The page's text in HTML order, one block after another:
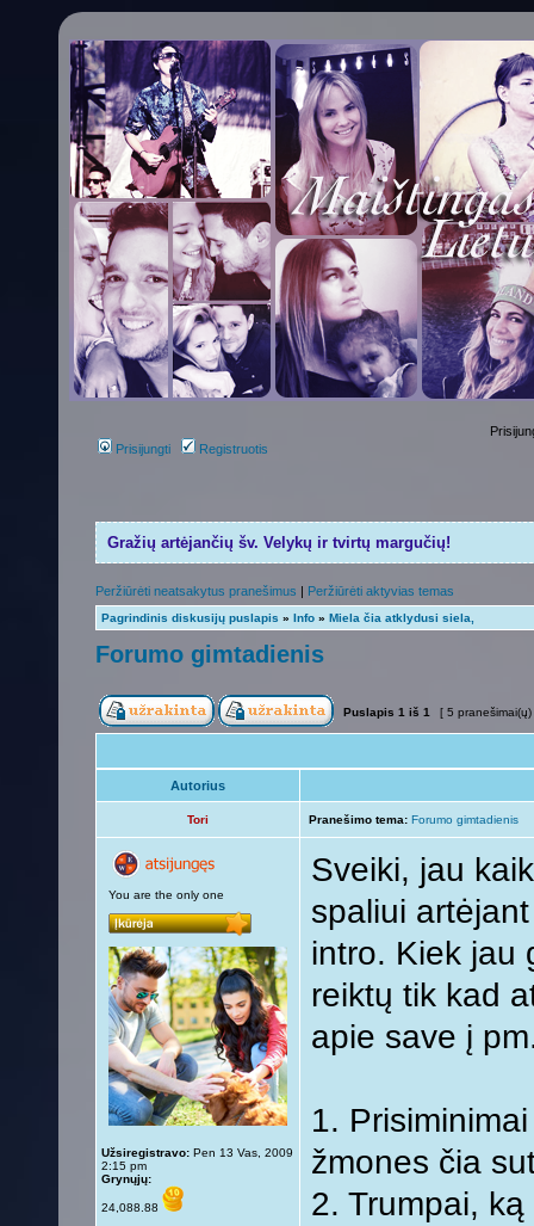
Prisijungti Registruotis
Gražių artėjančių šv. Velykų ir tvirtų margučių!
Peržiūrėti neatsakytus pranešimus | Peržiūrėti aktyvias temas
Pagrindinis diskusijų puslapis » Info » Miela čia atklydusi siela,
Forumo gimtadienis
Puslapis 1 iš 1 [ 5
Autorius
Tori Pranešimo tema: Forumo gimtadienis
You are the only one
Užsiregistravo: Pen 13 Vas, 2009
2:15 pm
Grynųjų:
24,088.88
Sveiki, jau
spaliui
intro. Kiek jau
reiktų tik kad
apie save į
1.
žmones čia
2. Trumpai,